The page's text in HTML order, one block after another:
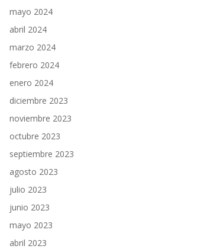
mayo 2024
abril 2024
marzo 2024
febrero 2024
enero 2024
diciembre 2023
noviembre 2023
octubre 2023
septiembre 2023
agosto 2023
julio 2023
junio 2023
mayo 2023
abril 2023